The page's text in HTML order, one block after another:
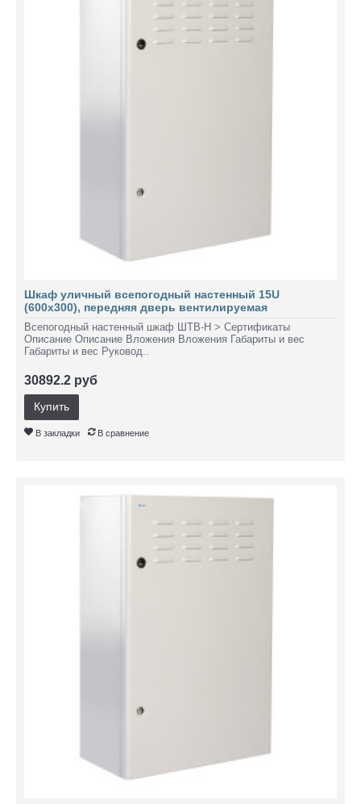
Шкаф уличный всепогодный настенный 15U
(600х300), передняя дверь вентилируемая
Всепогодный настенный шкаф ШТВ-Н > Сертификаты
Описание Описание Вложения Вложения Габариты и вес
Габариты и вес Руковод..
30892.2 руб
Купить
В закладки В сравнение